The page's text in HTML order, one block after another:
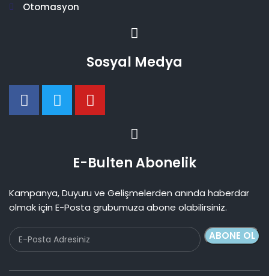
Otomasyon
Sosyal Medya
E-Bulten Abonelik
Kampanya, Duyuru ve Gelişmelerden anında haberdar
olmak için E-Posta grubumuza abone olabilirsiniz.